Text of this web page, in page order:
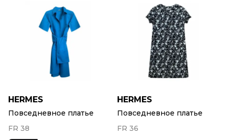
HERMES
Повседневное платье
FR 38
HERMES
Повседневное платье
FR 36